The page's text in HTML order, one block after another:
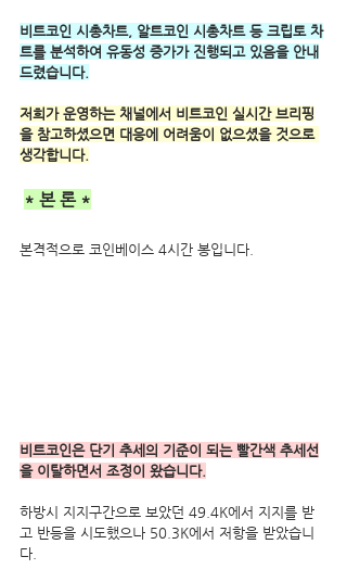
비트코인 시총차트, 알트코인 시총차트 등 크립토 차
트를 분석하여 유동성 증가가 진행되고 있음을 안내
드렸습니다.
저희가 운영하는 채널에서 비트코인 실시간 브리핑
을 참고하셨으면 대응에 어려움이 없으셨을 것으로
생각합니다.
* 본 론 *
본격적으로 코인베이스 4시간 봉입니다.
비트코인은 단기 추세의 기준이 되는 빨간색 추세선
을 이탈하면서 조정이 왔습니다.
하방시 지지구간으로 보았던 49.4K에서 지지를 받
고 반등을 시도했으나 50.3K에서 저항을 받았습니
다.